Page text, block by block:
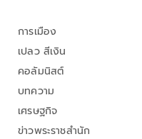
การเมือง
เปลว สีเงิน
คอลัมนิสต์
บทความ
เศรษฐกิจ
ข่าวพระราชสำนัก